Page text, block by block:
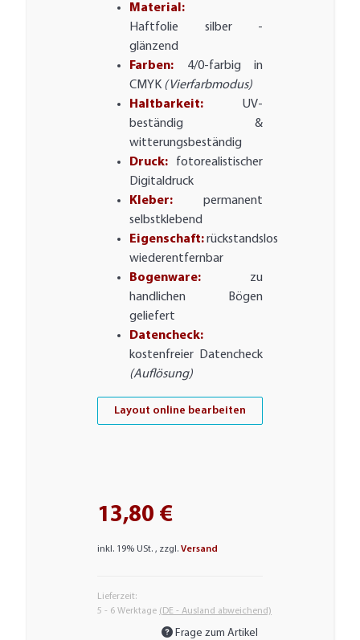
Material:
Haftfolie silber -
glänzend
Farben: 4/0-farbig in
CMYK (Vierfarbmodus)
Haltbarkeit: UV-
beständig &
witterungsbeständig
Druck: fotorealistischer
Digitaldruck
Kleber: permanent
selbstklebend
Eigenschaft:rückstandslos
wiederentfernbar
Bogenware: zu
handlichen Bögen
geliefert
Datencheck:
kostenfreier Datencheck
(Auflösung)
Layout online bearbeiten
13,80 €
inkl. 19% USt. , zzgl.Versand
Lieferzeit:
5 - 6 Werktage (DE - Ausland abweichend)
Frage zum Artikel